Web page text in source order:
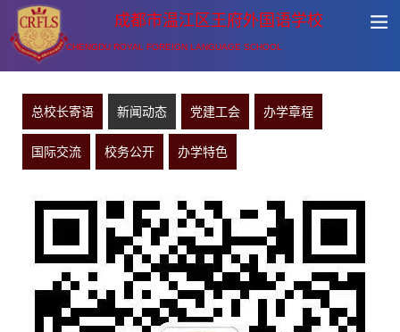
成都市温江区王府外国语学校
CHENGDU ROYAL FOREIGN LANGUAGE SCHOOL
总校长寄语 新闻动态 党建工会 办学章程
国际交流 校务公开 办学特色